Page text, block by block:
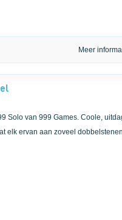
Meer
Solo van 999 Games. Coole,
elk ervan aan zoveel